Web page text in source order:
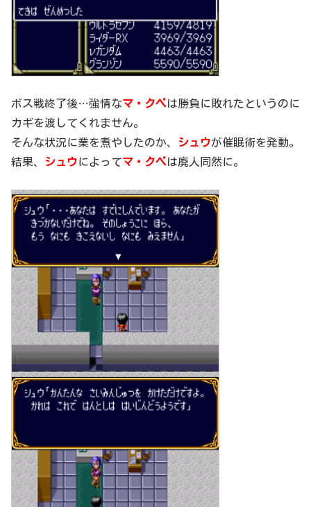
ボス戦終了後…強情なマ・クベは勝負に敗れたというのに
カギを渡してくれません。
そんな状況に業を煮やしたのか、
シュウが催眠術を発動。
結果、
シュウによってマ・クベは廃人同然に。